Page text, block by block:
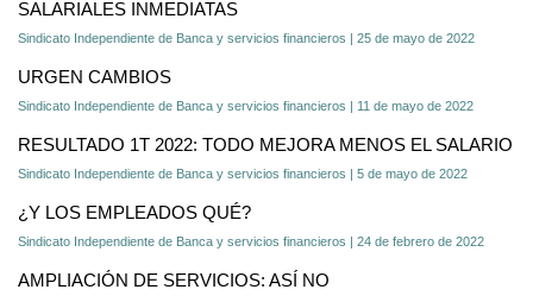
SALARIALES INMEDIATAS
Sindicato Independiente de Banca y servicios financieros | 25 de mayo de 2022
URGEN CAMBIOS
Sindicato Independiente de Banca y servicios financieros | 11 de mayo de 2022
RESULTADO 1T 2022: TODO MEJORA MENOS EL SALARIO
Sindicato Independiente de Banca y servicios financieros | 5 de mayo de 2022
¿Y LOS EMPLEADOS QUÉ?
Sindicato Independiente de Banca y servicios financieros | 24 de febrero de 2022
AMPLIACIÓN DE SERVICIOS: ASÍ NO